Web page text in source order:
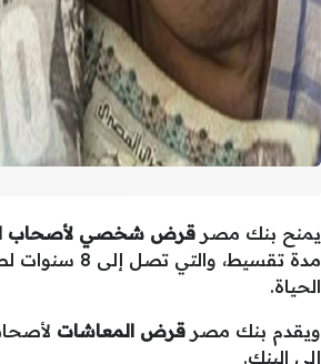
يمنح بنك مصر قرض شخصي لأصحاب
الحياة.
ويقدم بنك مصر قرض المعاشات
إلى البنك.